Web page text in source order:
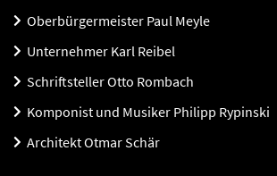
Oberbürgermeister Paul Meyle
Unternehmer Karl Reibel
Schriftsteller Otto Rombach
Komponist und Musiker Philipp Rypinski
Architekt Otmar Schär